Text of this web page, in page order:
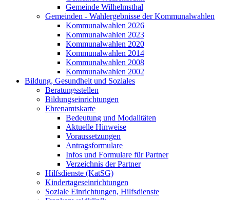
Gemeinde Wilhelmsthal
Gemeinden - Wahlergebnisse der Kommunalwahlen
Kommunalwahlen 2026
Kommunalwahlen 2023
Kommunalwahlen 2020
Kommunalwahlen 2014
Kommunalwahlen 2008
Kommunalwahlen 2002
Bildung, Gesundheit und Soziales
Beratungsstellen
Bildungseinrichtungen
Ehrenamtskarte
Bedeutung und Modalitäten
Aktuelle Hinweise
Voraussetzungen
Antragsformulare
Infos und Formulare für Partner
Verzeichnis der Partner
Hilfsdienste (KatSG)
Kindertageseinrichtungen
Soziale Einrichtungen, Hilfsdienste